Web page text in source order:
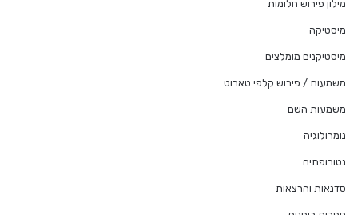
מילון פירוש חלומות
מיסטיקה
מיסטיקנים מומלצים
משמעות / פירוש קלפי טארוט
משמעות השם
נומרולוגיה
נטורופתיה
סדנאות והרצאות